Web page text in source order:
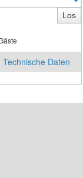
Technische Daten